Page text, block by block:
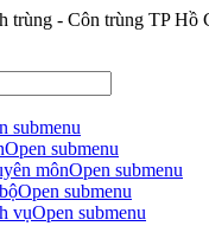
trùng - Côn trùng TP Hồ
submenu
Open submenu
mônOpen submenu
Open submenu
vụOpen submenu